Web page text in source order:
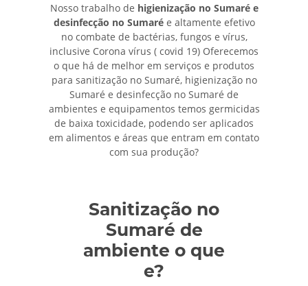
Nosso trabalho de higienização no Sumaré e
desinfecção no Sumarée altamente efetivo
no combate de bactérias, fungos e vírus,
inclusive Corona vírus ( covid 19) Oferecemos
o que há de melhor em serviços e produtos
para sanitização no Sumaré, higienização no
Sumaré e desinfecção no Sumaré de
ambientes e equipamentos temos germicidas
de baixa toxicidade, podendo ser aplicados
em alimentos e áreas que entram em contato
com sua produção?
Sanitização no
Sumaré de
ambiente o que
e?